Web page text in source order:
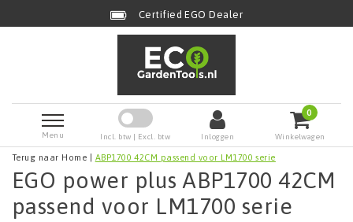
Certified EGO Dealer
Menu Incl. btw | Excl. btw Inloggen
0
Winkelwagen
Terug naar Home ABP1700 42CM passend voor LM1700 serie
EGO power plus ABP1700 42CM
passend voor LM1700 serie